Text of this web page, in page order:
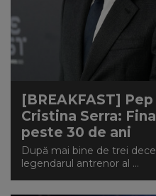
[BREAKFAST]
Cristina Serra:
peste 30 de ani
După mai bine de trei
legendarul antrenor al ...